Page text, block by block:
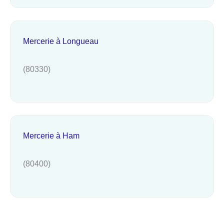
Mercerie à Longueau
(80330)
Mercerie à Ham
(80400)